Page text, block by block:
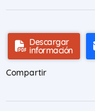
Descargar
información
Compartir